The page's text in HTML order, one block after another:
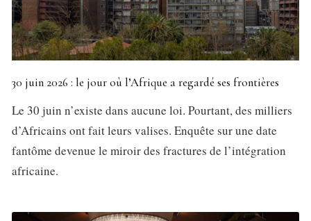
30 juin 2026 : le jour où l’Afrique a regardé ses frontières
Le 30 juin n’existe dans aucune loi. Pourtant, des milliers
d’Africains ont fait leurs valises. Enquête sur une date
fantôme devenue le miroir des fractures de l’intégration
africaine.